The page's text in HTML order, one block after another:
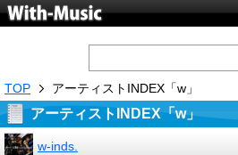
TOP アーティストINDEX「w」
アーティストINDEX「w」
w-inds.